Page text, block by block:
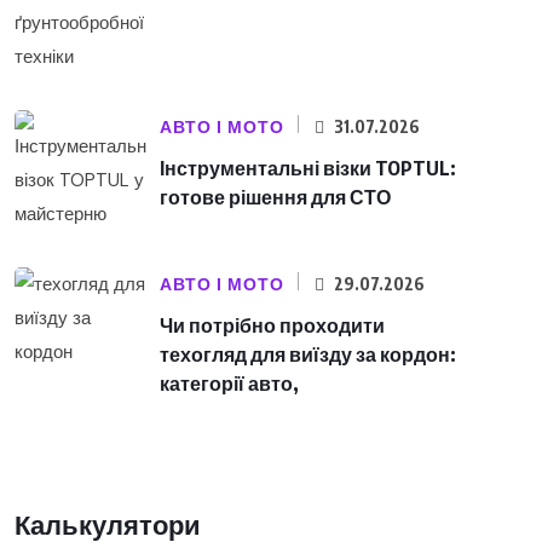
АВТО І МОТО 31.07.2026
Інструментальні візки TOPTUL:
готове рішення для СТО
АВТО І МОТО 29.07.2026
Чи потрібно проходити
техогляд для виїзду за кордон:
категорії авто,
Калькулятори